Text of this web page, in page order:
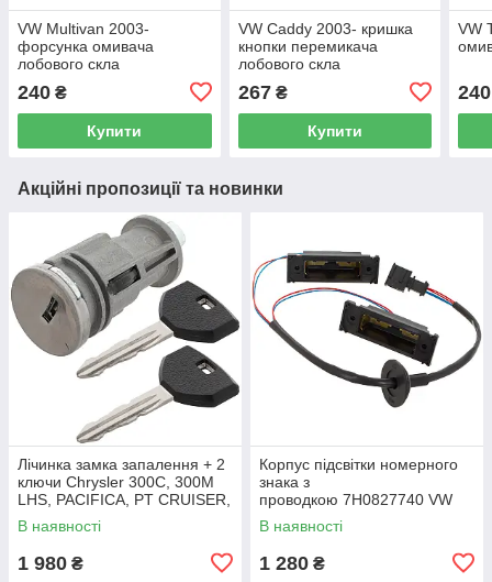
VW Multivan 2003-
форсунка омивача
лобового скла
240 ₴
Купити
VW Caddy 2003- кришка
кнопки перемикача
лобового скла
267₴
Купити
VW
240
Акційні пропозиції та новинки
Лічинка замка запалення + 2
ключи Chrysler 300C, 300M
LHS, PACIFICA, PT CRUISER,
SEBRING 5003843AB
В наявності
1 980 ₴
Корпус підсвітки номерного
знака з
проводкою 7H0827740 VW
Caddy III (2K) 2004-2015
/ Caddy IV (SA) 2016-
В наявності
1 280 ₴